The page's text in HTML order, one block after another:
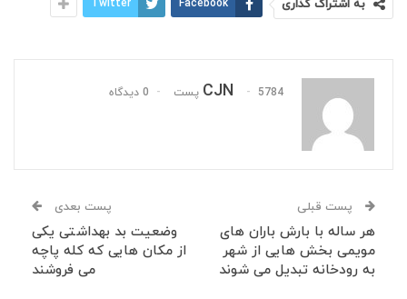
به اشتراک گذاری Facebook
Twitter
CJN 5784 پست 0 دیدگاه
پست قبلی
هر ساله با بارش باران های
مویمی بخش هایی از شهر
به رودخانه تبدیل می شوند
پست بعدی
وضعیت بد بهداشتی یکی
از مکان هایی که کله پاچه
می فروشند